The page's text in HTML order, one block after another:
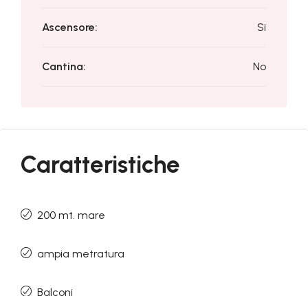
Ascensore: Si
Cantina: No
Caratteristiche
200 mt. mare
ampia metratura
Balconi